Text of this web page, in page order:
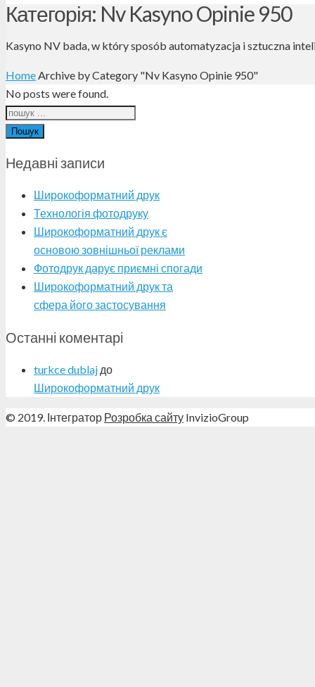
Категорія: Nv Kasyno Opinie 950
Kasyno NV bada, w który sposób automatyzacja i sztuczna
HomeArchive by Category "Nv Kasyno Opinie 950"
No posts were found.
Пошук
Недавні записи
Широкоформатний друк
Технологія фотодруку
Широкоформатний друк є
основою зовнішньої реклами
Фотодрук дарує приємні спогади
Широкоформатний друк та
сфера його застосування
Останні коментарі
turkce dublaj до
Широкоформатний друк
© 2019. Інтегратор Розробка сайту InvizioGroup